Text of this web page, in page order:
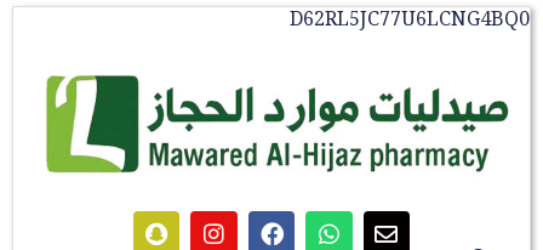
D62RL5JC77U6LCNG4BQ0